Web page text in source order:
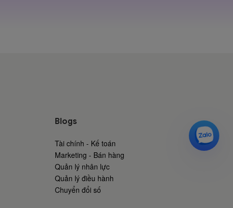
Blogs
Tài chính - Kế toán
Marketing - Bán hàng
Quản lý nhân lực
Quản lý điều hành
Chuyển đổi số